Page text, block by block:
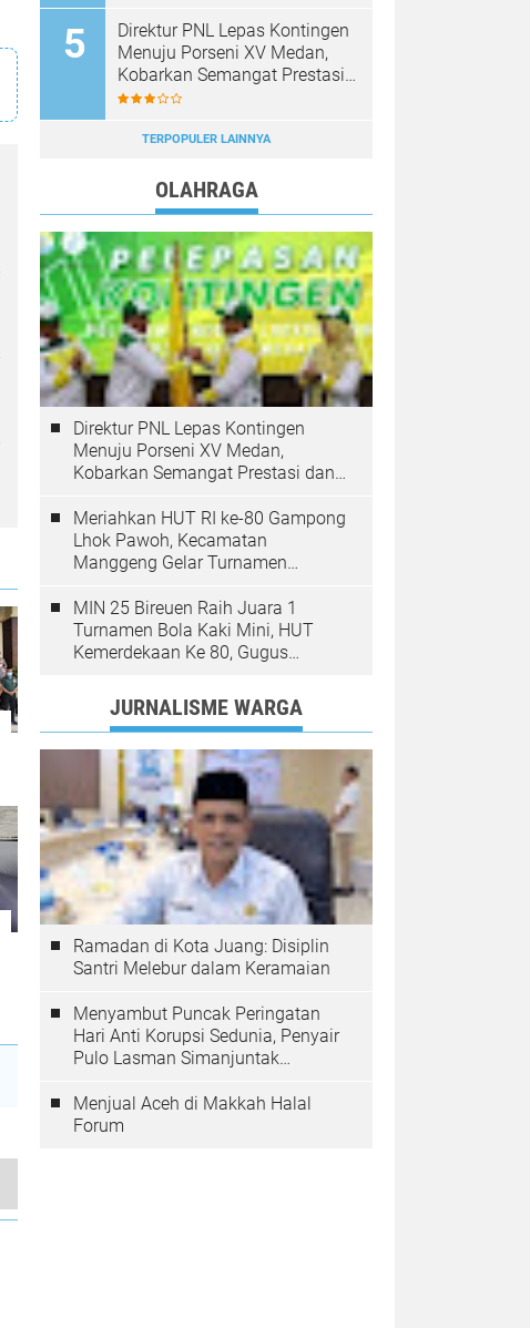
Direktur PNL Lepas Kontingen
Menuju Porseni XV Medan,
Kobarkan Semangat Prestasi
dan Sportivitas
TERPOPULER LAINNYA
OLAHRAGA
Direktur PNL Lepas Kontingen
Menuju Porseni XV Medan,
Kobarkan Semangat Prestasi dan
Meriahkan HUT RI ke-80 Gampong
Lhok Pawoh, Kecamatan
Manggeng Gelar Turnamen
MIN 25 Bireuen Raih Juara 1
Turnamen Bola Kaki Mini, HUT
Kemerdekaan Ke 80, Gugus
JURNALISME WARGA
Ramadan di Kota Juang: Disiplin
Santri Melebur dalam Keramaian
Menyambut Puncak Peringatan
Hari Anti Korupsi Sedunia, Penyair
Pulo Lasman Simanjuntak
Korupsi di Indonesia
Menjual Aceh di Makkah Halal
Forum